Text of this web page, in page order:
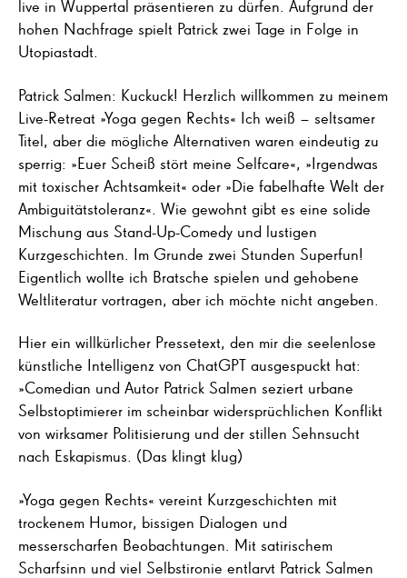
live in Wuppertal präsentieren zu dürfen. Aufgrund der
hohen Nachfrage spielt Patrick zwei Tage in Folge in
Utopiastadt.
Patrick Salmen: Kuckuck! Herzlich willkommen zu meinem
Live-Retreat »Yoga gegen Rechts« Ich weiß – seltsamer
Titel, aber die mögliche Alternativen waren eindeutig zu
sperrig: »Euer Scheiß stört meine Selfcare«, »Irgendwas
mit toxischer Achtsamkeit« oder »Die fabelhafte Welt der
Ambiguitätstoleranz«. Wie gewohnt gibt es eine solide
Mischung aus Stand-Up-Comedy und lustigen
Kurzgeschichten. Im Grunde zwei Stunden Superfun!
Eigentlich wollte ich Bratsche spielen und gehobene
Weltliteratur vortragen, aber ich möchte nicht angeben.
Hier ein willkürlicher Pressetext, den mir die seelenlose
künstliche Intelligenz von ChatGPT ausgespuckt hat:
»Comedian und Autor Patrick Salmen seziert urbane
Selbstoptimierer im scheinbar widersprüchlichen Konflikt
von wirksamer Politisierung und der stillen Sehnsucht
nach Eskapismus. (Das klingt klug)
»Yoga gegen Rechts« vereint Kurzgeschichten mit
trockenem Humor, bissigen Dialogen und
messerscharfen Beobachtungen. Mit satirischem
Scharfsinn und viel Selbstironie entlarvt Patrick Salmen